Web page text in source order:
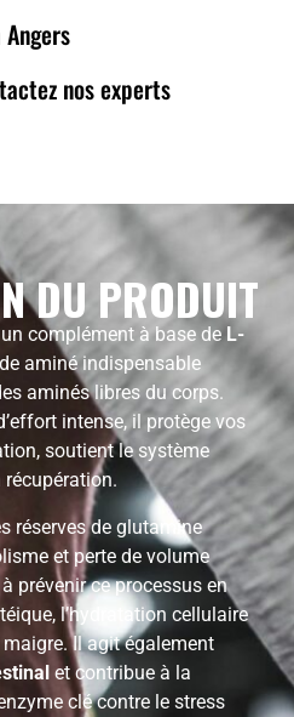
nos experts
DU PRODUIT
complément à base de L-
aminé indispensable
aminés libres du corps.
intense, il protège vos
soutient le système
réserves de glutamine
et perte de volume
prévenir ce processus en
l’hydratation cellulaire
Il agit également
et contribue à la
clé contre le stress